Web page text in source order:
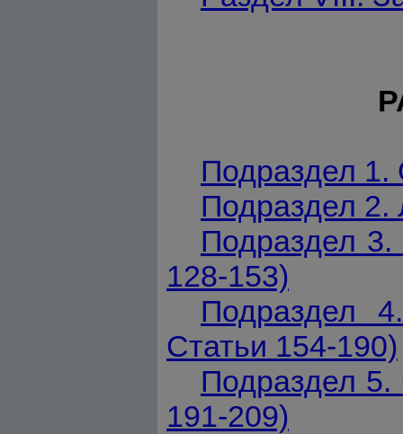
Подраздел 1.
Подраздел 2.
Подраздел 3.
128-153)
Подраздел
Статьи 154-190)
Подраздел 5.
191-209)